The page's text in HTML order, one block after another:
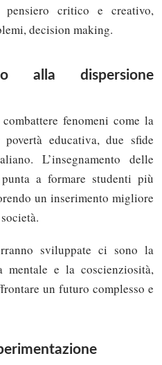
pensiero critico e creativo,
decision making.
alla dispersione
fenomeni come la
educativa, due sfide
L’insegnamento delle
a formare studenti più
un inserimento migliore
sviluppate ci sono la
mentale e la coscienziosità,
un futuro complesso e